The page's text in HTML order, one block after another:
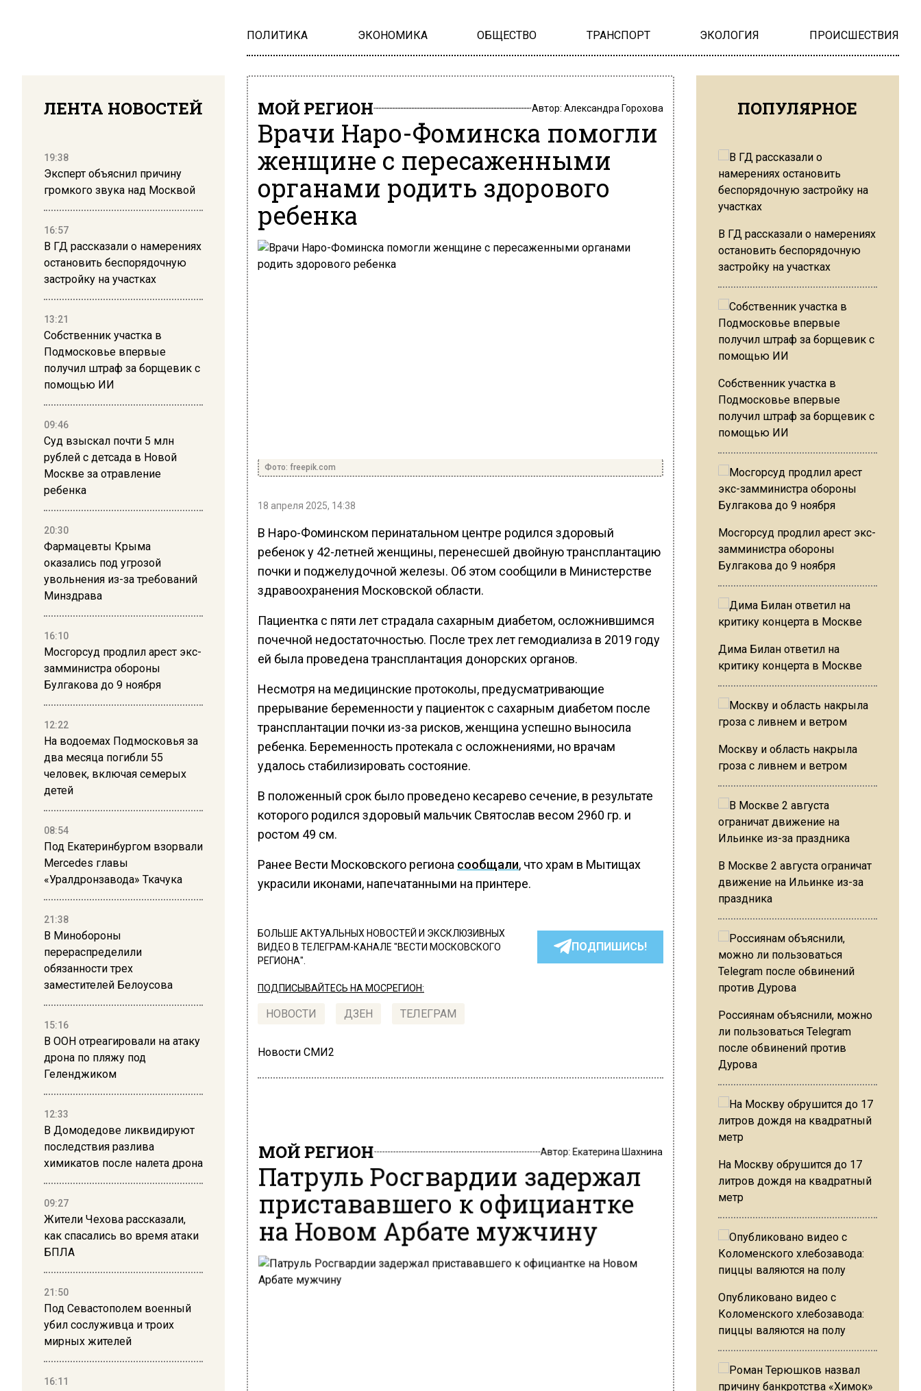
ПОЛИТИКА ЭКОНОМИКА ОБЩЕСТВО ТРАНСПОРТ ЭКОЛОГИЯ ПРОИСШЕСТВИЯ
ЛЕНТА НОВОСТЕЙ
19:38
Эксперт объяснил причину
громкого звука над Москвой
16:57
В ГД рассказали о намерениях
остановить беспорядочную
застройку на участках
13:21
Собственник участка в
Подмосковье впервые
получил штраф за борщевик с
помощью ИИ
09:46
Суд взыскал почти 5 млн
рублей с детсада в Новой
Москве за отравление
ребенка
20:30
Фармацевты Крыма
оказались под угрозой
увольнения из-за требований
Минздрава
16:10
Мосгорсуд продлил арест экс-
замминистра обороны
Булгакова до 9 ноября
12:22
На водоемах Подмосковья за
два месяца погибли 55
человек, включая семерых
детей
08:54
Под Екатеринбургом взорвали
Mercedes главы
«Уралдронзавода» Ткачука
21:38
В Минобороны
перераспределили
обязанности трех
заместителей Белоусова
15:16
В ООН отреагировали на атаку
дрона по пляжу под
Геленджиком
12:33
В Домодедове ликвидируют
последствия разлива
химикатов после налета дрона
09:27
Жители Чехова рассказали,
как спасались во время атаки
БПЛА
21:50
Под Севастополем военный
убил сослуживца и троих
мирных жителей
16:11
МОЙ РЕГИОН Автор: Александра Горохова
Врачи Наро-Фоминска помогли
женщине с пересаженными
органами родить здорового
ребенка
Фото: freepik.com
18 апреля 2025, 14:38
В Наро-Фоминском перинатальном центре родился здоровый
ребенок у 42-летней женщины, перенесшей двойную трансплантацию
почки и поджелудочной железы. Об этом сообщили в Министерстве
здравоохранения Московской области.
Пациентка с пяти лет страдала сахарным диабетом, осложнившимся
почечной недостаточностью. После трех лет гемодиализа в 2019 году
ей была проведена трансплантация донорских органов.
Несмотря на медицинские протоколы, предусматривающие
прерывание беременности у пациенток с сахарным диабетом после
трансплантации почки из-за рисков, женщина успешно выносила
ребенка. Беременность протекала с осложнениями, но врачам
удалось стабилизировать состояние.
В положенный срок было проведено кесарево сечение, в результате
которого родился здоровый мальчик Святослав весом 2960 гр. и
ростом 49 см.
Ранее Вести Московского региона сообщали, что храм в Мытищах
украсили иконами, напечатанными на принтере.
БОЛЬШЕ АКТУАЛЬНЫХ НОВОСТЕЙ И ЭКСКЛЮЗИВНЫХ
ВИДЕО В ТЕЛЕГРАМ-КАНАЛЕ "ВЕСТИ МОСКОВСКОГО
РЕГИОНА".
ПОДПИШИСЬ!
ПОДПИСЫВАЙТЕСЬ НА МОСРЕГИОН:
НОВОСТИ ДЗЕН ТЕЛЕГРАМ
Новости СМИ2
МОЙ РЕГИОН Автор:Екатерина Шахнина
Патруль Росгвардии задержал
пристававшего к официантке
на Новом Арбате мужчину
ПОПУЛЯРНОЕ
В ГД рассказали о намерениях
остановить беспорядочную
застройку на участках
Собственник участка в
Подмосковье впервые
получил штраф за борщевик с
помощью ИИ
Мосгорсуд продлил арест экс-
замминистра обороны
Булгакова до 9 ноября
Дима Билан ответил на
критику концерта в Москве
Москву и область накрыла
гроза с ливнем и ветром
В Москве 2 августа ограничат
движение на Ильинке из-за
праздника
Россиянам объяснили, можно
ли пользоваться Telegram
после обвинений против
Дурова
На Москву обрушится до 17
литров дождя на квадратный
метр
Опубликовано видео с
Коломенского хлебозавода:
пиццы валяются на полу